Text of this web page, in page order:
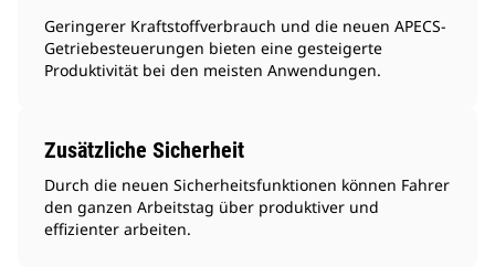
Geringerer Kraftstoffverbrauch und die neuen APECS-
Getriebesteuerungen bieten eine gesteigerte
Produktivität bei den meisten Anwendungen.
Zusätzliche Sicherheit
Durch die neuen Sicherheitsfunktionen können Fahrer
den ganzen Arbeitstag über produktiver und
effizienter arbeiten.